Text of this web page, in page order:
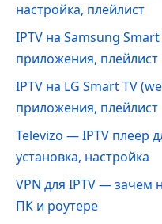
настройка, плейлист
IPTV на Samsung
приложения, плейлист
IPTV на LG Smart TV
приложения, плейлист
Televizo — IPTV плеер
установка, настройка
VPN для IPTV — зачем
ПК и роутере